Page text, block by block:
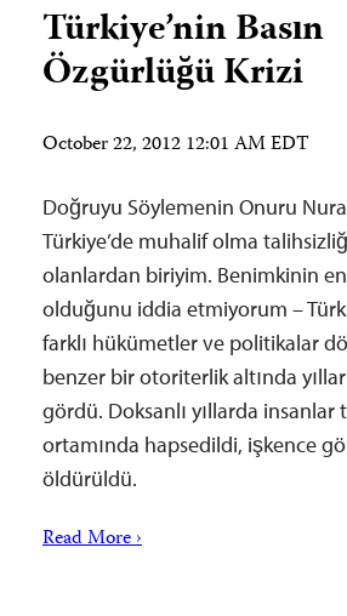
Türkiye’nin Basın
Özgürlüğü Krizi
October 22, 2012 12:01 AM EDT
Doğruyu Söylemenin Onuru
Türkiye’de muhalif olma
olanlardan biriyim. Benimkinin
olduğunu iddia etmiyorum –
farklı hükümetler ve politikalar
benzer bir otoriterlik altında
gördü. Doksanlı yıllarda insanlar
ortamında hapsedildi, işkence
öldürüldü.
Read More ›